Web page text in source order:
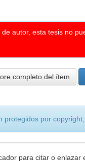
autor, esta tesis no
completo del ítem
protegidos por
para citar o enlazar